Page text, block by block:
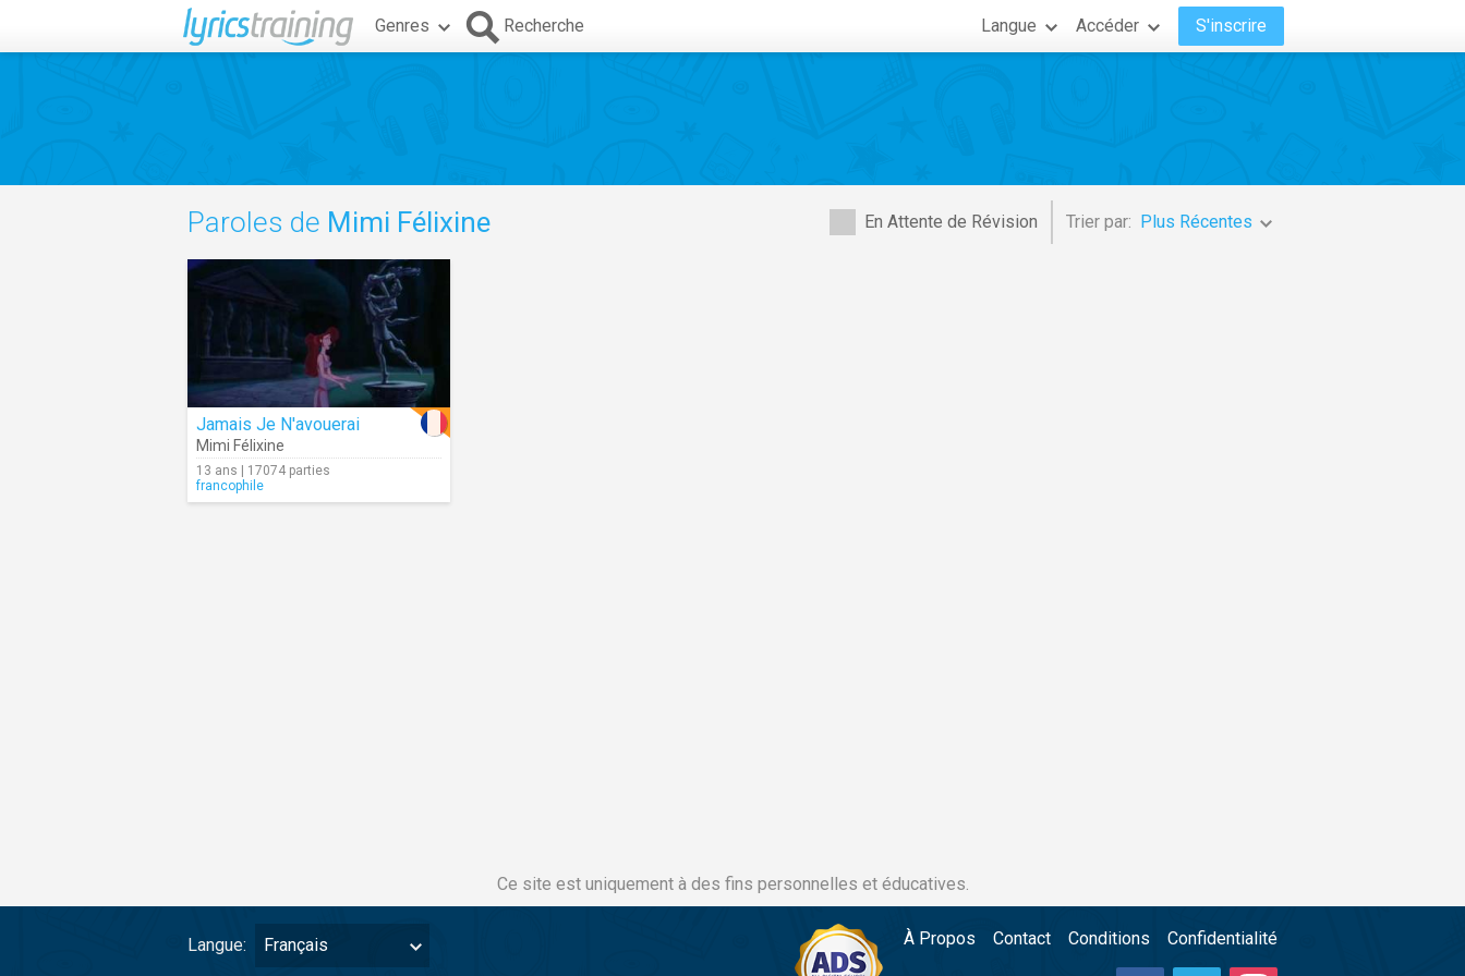
Genres Recherche Langue Accéder S'inscrire
En Attente de Révision Trier par: Plus Récentes
Paroles de Mimi Félixine
Jamais Je N'avouerai
Mimi Félixine
13 ans | 17074 parties
francophile
Ce site est uniquement à des fins personnelles et éducatives.
Langue: Français À Propos Contact Conditions Confidentialité